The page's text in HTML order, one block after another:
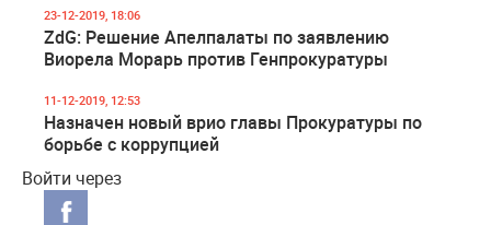
23-12-2019, 18:06
ZdG: Решение Апелпалаты по заявлению
Виорела Морарь против Генпрокуратуры
11-12-2019, 12:53
Назначен новый врио главы Прокуратуры по
борьбе с коррупцией
Войти через